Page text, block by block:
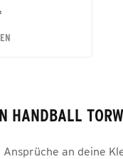
HANDBALL
an deine